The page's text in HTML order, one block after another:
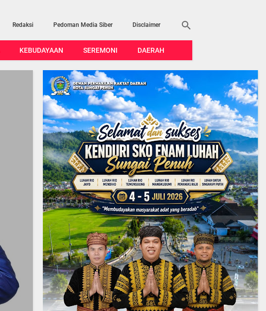
Redaksi Pedoman Media Siber Disclaimer
KEBUDAYAAN SEREMONI DAERAH